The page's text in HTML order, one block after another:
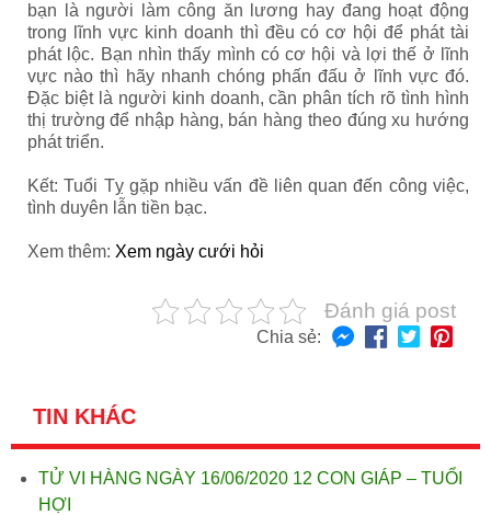
bạn là người làm công ăn lương hay đang hoạt động
trong lĩnh vực kinh doanh thì đều có cơ hội để phát tài
phát lộc. Bạn nhìn thấy mình có cơ hội và lợi thế ở lĩnh
vực nào thì hãy nhanh chóng phấn đấu ở lĩnh vực đó.
Đặc biệt là người kinh doanh, cần phân tích rõ tình hình
thị trường để nhập hàng, bán hàng theo đúng xu hướng
phát triển.
Kết: Tuổi Tỵ gặp nhiều vấn đề liên quan đến công việc,
tình duyên lẫn tiền bạc.
Xem thêm: Xem ngày cưới hỏi
Đánh giá post
Chia sẻ:
TIN KHÁC
TỬ VI HÀNG NGÀY 16/06/2020 12 CON GIÁP – TUỔI
HỢI